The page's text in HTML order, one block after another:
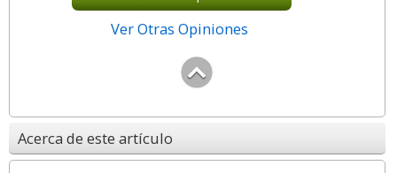
Ver Otras Opiniones
Acerca de este artículo